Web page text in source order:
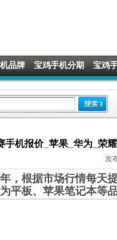
品牌 宝鸡手机分期 宝鸡
手机报价_苹果_华为_荣
发
，根据市场行情每天
平板、苹果笔记本等